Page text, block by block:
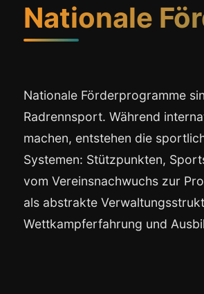
Nationale
Nationale Förderprogramme
Radrennsport. Während
machen, entstehen die
Systemen: Stützpunkten,
vom Vereinsnachwuchs zur
als abstrakte
Wettkampferfahrung und